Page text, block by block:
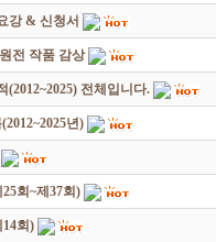
강 & 신청서
전 작품 감상
(2012~2025) 전체입니다.
년)
회~제37회)
회)